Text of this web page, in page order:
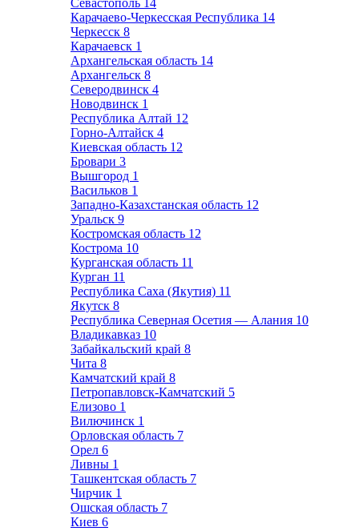
Севастополь 14
Карачаево-Черкесская Республика 14
Черкесск 8
Карачаевск 1
Архангельская область 14
Архангельск 8
Северодвинск 4
Новодвинск 1
Республика Алтай 12
Горно-Алтайск 4
Киевская область 12
Бровари 3
Вышгород 1
Васильков 1
Западно-Казахстанская область 12
Уральск 9
Костромская область 12
Кострома 10
Курганская область 11
Курган 11
Республика Саха (Якутия) 11
Якутск 8
Республика Северная Осетия — Алания 10
Владикавказ 10
Забайкальский край 8
Чита 8
Камчатский край 8
Петропавловск-Камчатский 5
Елизово 1
Вилючинск 1
Орловская область 7
Орел 6
Ливны 1
Ташкентская область 7
Чирчик 1
Ошская область 7
Киев 6